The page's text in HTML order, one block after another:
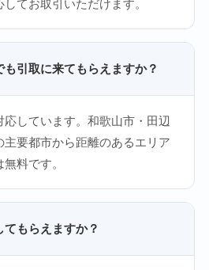
てお取引いただけます。
引取に来てもらえますか？
しています。和歌山市・田辺
主要都市から距離のあるエリア
料です。
もらえますか？